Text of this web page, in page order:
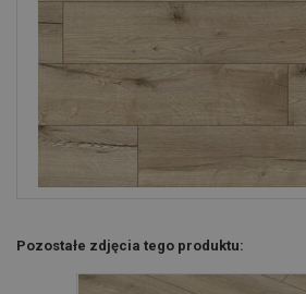
Pozostałe zdjęcia tego produktu: